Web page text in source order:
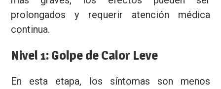
prolongados y requerir atención médica
continua.
Nivel 1: Golpe de Calor Leve
En esta etapa, los síntomas son menos